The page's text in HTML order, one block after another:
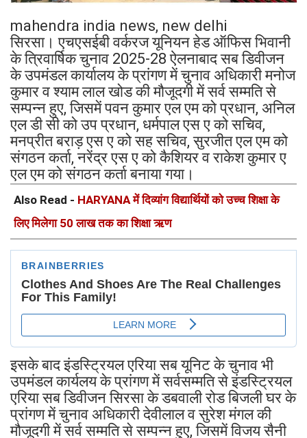
mahendra india news, new delhi
सिरसा। एचएसईबी वर्करज यूनियन हेड ऑफिस भिवानी
के त्रिवार्षिक चुनाव 2025-28 ऐलनाबाद सब डिवीजन
के उपमंडल कार्यालय के प्रांगण में चुनाव अधिकारी मनोज
कुमार व श्याम लाल खोड की मौजूदगी में सर्व सम्मति से
सम्पन्न हुए, जिसमें पवन कुमार एल एम को प्रधान, अनिल
एल डी सी को उप प्रधान, धर्मपाल एस ए को सचिव,
मनप्रीत बराड़ एस ए को सह सचिव, सुरजीत एल एम को
संगठन कर्ता, नरेंद्र एस ए को कैशियर व राकेश कुमार ए
एल एम को संगठन कर्ता बनाया गया।
Also Read - HARYANA में दिव्यांग विद्यार्थियों को उच्च शिक्षा के
लिए मिलेगा 50 लाख तक का शिक्षा ऋण
इसके बाद इंडस्ट्रियल एरिया सब यूनिट के चुनाव भी
उपमंडल कार्यलय के प्रांगण में सर्वसम्मति से इंडस्ट्रियल
एरिया सब डिवीजन सिरसा के डबवाली रोड बिजली घर के
प्रांगण में चुनाव अधिकारी देवीलाल व सुरेश मंगल की
मौजूदगी में सर्व सम्मति से सम्पन्न हुए, जिसमें विजय सैनी